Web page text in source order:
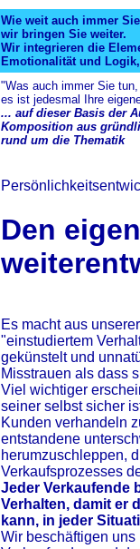
Wie weit auch immer
wir bringen Sie weiter.
Wir integrieren die
Emotionalität und
"Was auch immer Sie tun,
es ist jedesmal Ihre
... auf dieser Basis der
Komposition aus
rund um die Thematik
Den
Es macht aus
"einstudiertem
gekünstelt und
Misstrauen als dass
Viel wichtiger
seiner selbst sicher
Kunden verhandeln
entstandene
herumzuschleppen,
Verkaufsprozesses
Jeder Verkaufende
Verhalten, damit er
kann, in jeder
Wir beschäftigen